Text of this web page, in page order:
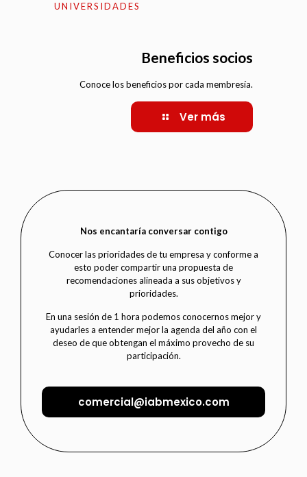
UNIVERSIDADES
Beneficios socios
Conoce los beneficios por cada membresía.
Ver más
Nos encantaría conversar contigo
Conocer las prioridades de tu empresa y conforme a
esto poder compartir una propuesta de
recomendaciones alineada a sus objetivos y
prioridades.
En una sesión de 1 hora podemos conocernos mejor y
ayudarles a entender mejor la agenda del año con el
deseo de que obtengan el máximo provecho de su
participación.
comercial@iabmexico.com